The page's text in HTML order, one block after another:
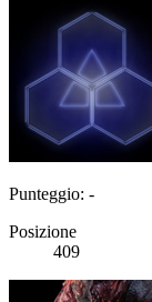
Punteggio: -
Posizione
409